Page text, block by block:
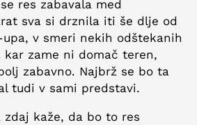
res zabavala med
sva si drznila iti še dlje od
v smeri nekih odštekanih
kar zame ni domač teren,
zabavno. Najbrž se bo ta
tudi v sami predstavi.
zdaj kaže, da bo to res